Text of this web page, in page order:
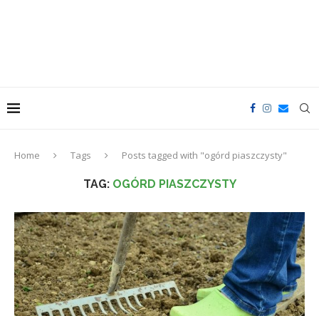
Home Tags Posts tagged with "ogórd piaszczysty"
TAG: OGÓRD PIASZCZYSTY